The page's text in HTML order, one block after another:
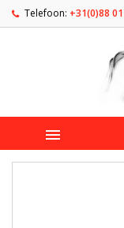
Telefoon: +31(0)88
